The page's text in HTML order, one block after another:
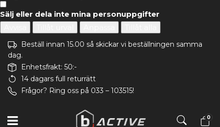
Sälj eller dela inte mina personuppgifter
Beställ innan 15.00 så skickar vi beställningen samma
dag.
Enhetsfrakt: 50:-
14 dagars full returrätt
Frågor? Ring oss på 033 – 103515!
0